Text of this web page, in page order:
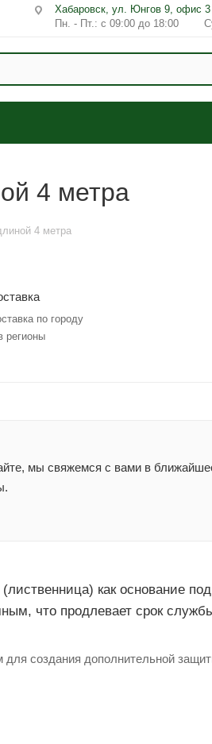
Хабаровск, ул. Юнгов 9, офис 3
Пн. - Пт.: с 09:00 до 18:00
4 метра
4 метра
по городу
регионы
мы свяжемся с вами в
как основание
что продлевает срок
создания дополнительной